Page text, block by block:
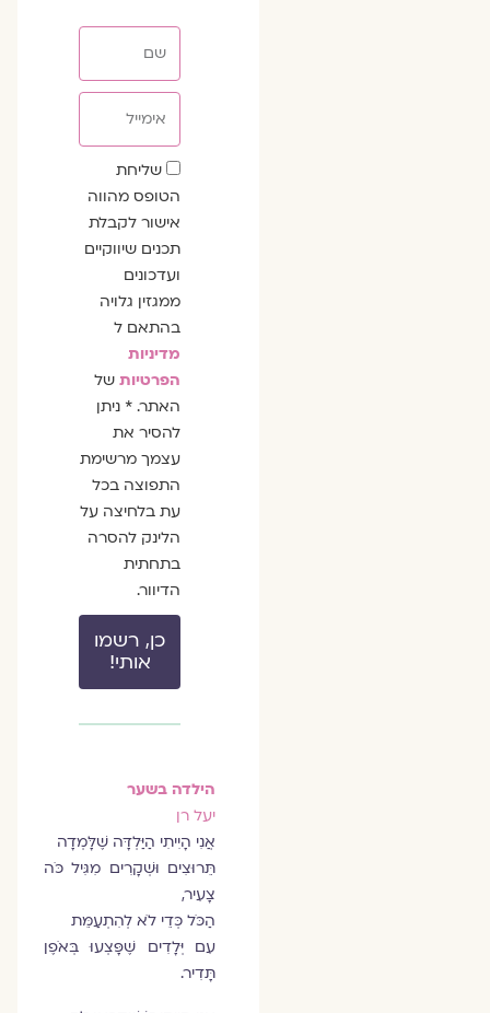
שדה
הסכמה
שליחת
הטופס מהווה
אישור לקבלת
תכנים שיווקיים
ועדכונים
ממגזין גלויה
בהתאם ל
מדיניות
הפרטיותשל
האתר. * ניתן
להסיר את
עצמך מרשימת
התפוצה בכל
עת בלחיצה על
הלינק להסרה
בתחתית
הדיוור.
כן, רשמו
אותי!
הילדה בשער
יעל רן
אֲנִי הָיִיתִי הַיַּלְדָּה שֶׁלָּמְדָה
תֵּרוּצִים וּשְׁקָרִים מִגִּיל כֹּה
צָעִיר,
הַכֹּל כְּדֵי לֹא לְהִתְעַמֵּת
עִם יְּלָדִים שֶׁפָּצְעוּ בְּאֹפֶן
תָּדִיר.